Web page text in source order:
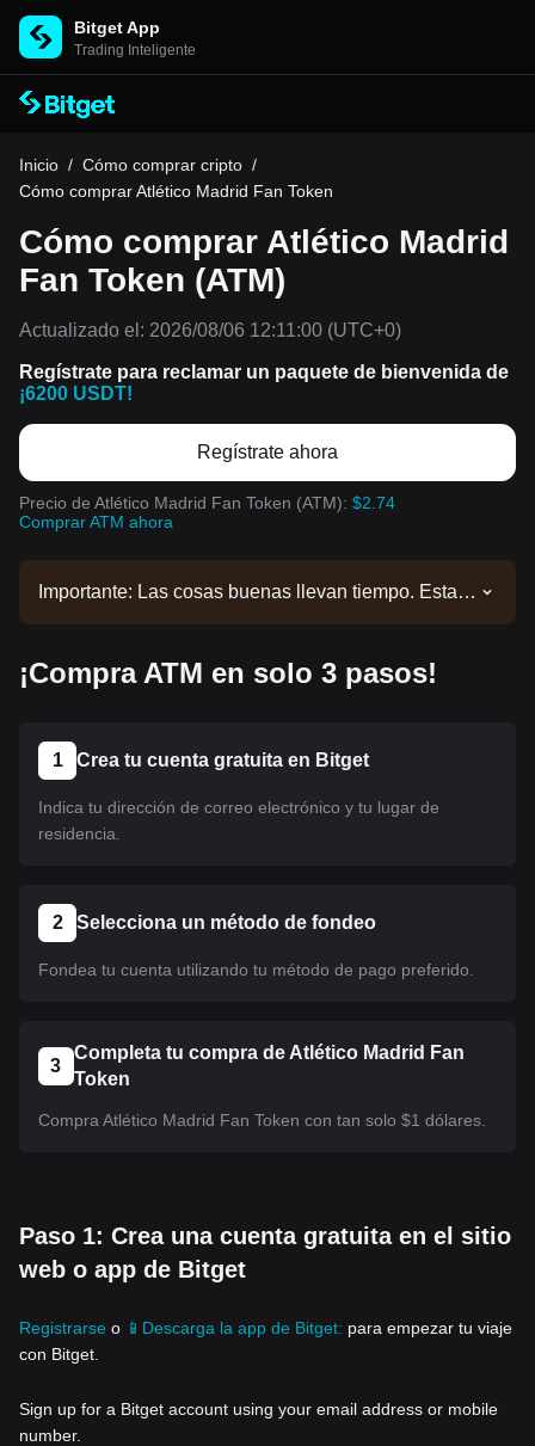
Bitget App
Trading Inteligente
Inicio / Cómo comprar cripto /
Cómo comprar Atlético Madrid Fan Token
Cómo comprar Atlético Madrid
Fan Token (ATM)
Actualizado el: 2026/08/06 12:11:00 (UTC+0)
Regístrate para reclamar un paquete de bienvenida de
¡6200 USDT!
Regístrate ahora
Precio de Atlético Madrid Fan Token (ATM): $2.74
Comprar ATM ahora
Importante: Las cosas buenas llevan tiempo. Esta
sobre los listados. Una vez que esté disponible en
criptomonedas listadas en Bitget.
¡Compra ATM en solo 3 pasos!
1 Crea tu cuenta gratuita en Bitget
Indica tu dirección de correo electrónico y tu lugar de
residencia.
2 Selecciona un método de fondeo
Fondea tu cuenta utilizando tu método de pago preferido.
3
Completa tu compra de Atlético Madrid Fan
Token
Compra Atlético Madrid Fan Token con tan solo $1 dólares.
Paso 1: Crea una cuenta gratuita en el sitio
web o app de Bitget
Registrarse o 📱Descarga la app de Bitget: para empezar tu viaje
con Bitget.
Sign up for a Bitget account using your email address or mobile
number.